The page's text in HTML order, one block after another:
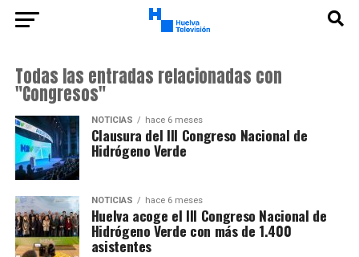
Todas las entradas relacionadas con
"Congresos"
NOTICIAS hace 6 meses
Clausura del III Congreso Nacional de
Hidrógeno Verde
NOTICIAS hace 6 meses
Huelva acoge el III Congreso Nacional de
Hidrógeno Verde con más de 1.400
asistentes